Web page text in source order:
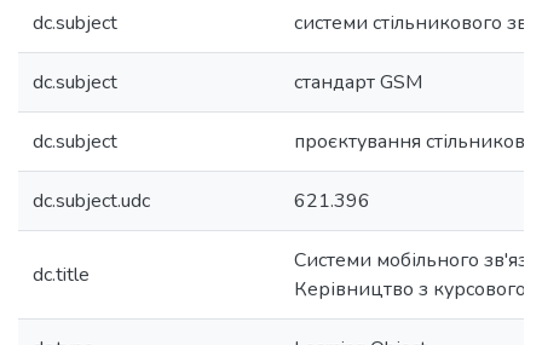
dc.subject системи стільникового
dc.subject стандарт GSM
dc.subject проєктування
dc.subject.udc 621.396
dc.title
Системи мобільного
Керівництво з курсового